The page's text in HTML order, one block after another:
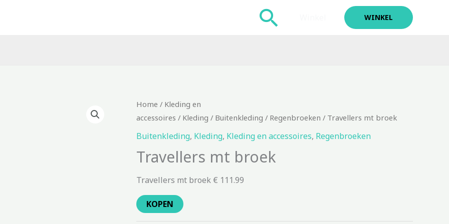
Zoeken WINKEL
Home / Kleding en
accessoires / Kleding / Buitenkleding / Regenbroeken / Travellers mt broek
Buitenkleding, Kleding, Kleding en accessoires, Regenbroeken
Travellers mt broek
Travellers mt broek € 111.99
KOPEN